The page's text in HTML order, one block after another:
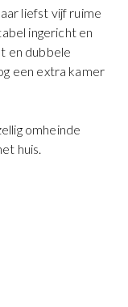
liefst vijf ruime
ingericht en
en dubbele
een extra kamer
omheinde
huis.